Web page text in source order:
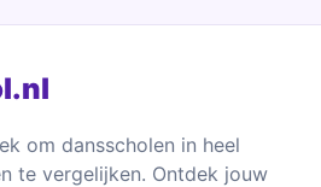
om dansscholen in heel
te vergelijken. Ontdek jouw